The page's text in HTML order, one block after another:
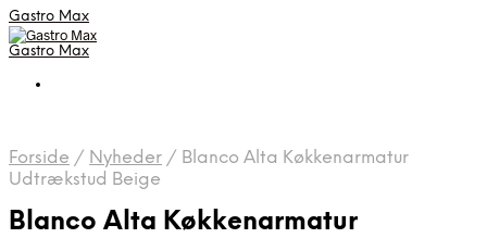
Gastro Max
Gastro Max
Forside / Nyheder / Blanco Alta Køkkenarmatur
Udtrækstud Beige
Blanco Alta Køkkenarmatur